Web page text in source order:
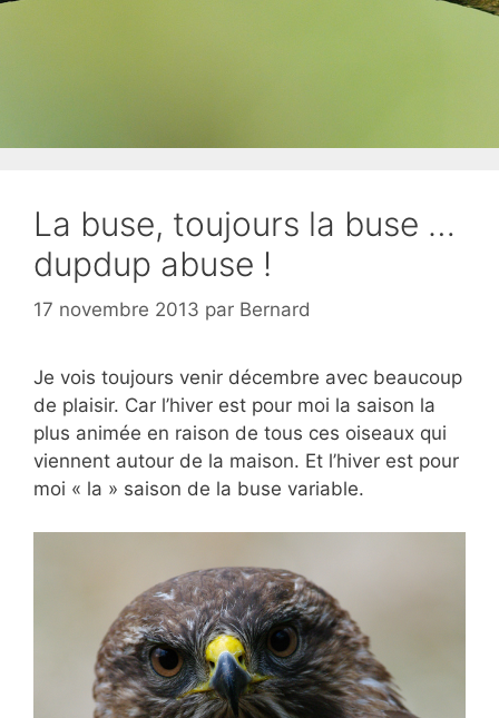
La buse, toujours la buse …
dupdup abuse !
17 novembre 2013 par Bernard
Je vois toujours venir décembre avec beaucoup
de plaisir. Car l’hiver est pour moi la saison la
plus animée en raison de tous ces oiseaux qui
viennent autour de la maison. Et l’hiver est pour
moi « la » saison de la buse variable.